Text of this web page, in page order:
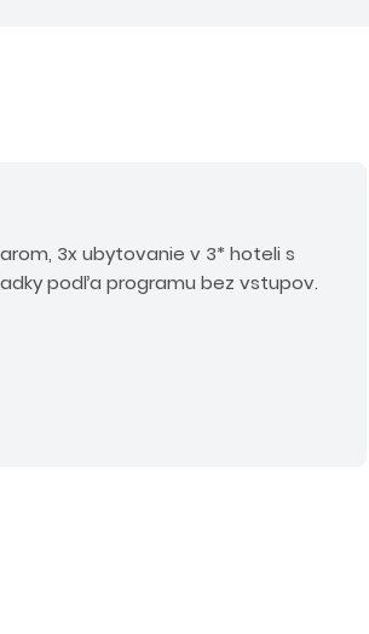
3x ubytovanie v 3* hoteli s
podľa programu bez vstupov.